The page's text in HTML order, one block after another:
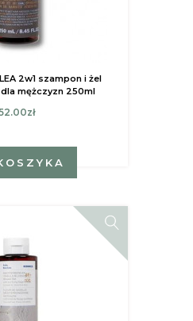
2w1 szampon i żel
mężczyzn 250ml